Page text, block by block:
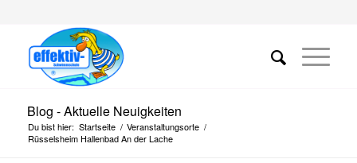
Blog - Aktuelle Neuigkeiten
Du bist hier: Startseite / Veranstaltungsorte /
Rüsselsheim Hallenbad An der Lache